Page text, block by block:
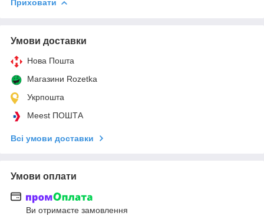
Приховати
Умови доставки
Нова Пошта
Магазини Rozetka
Укрпошта
Meest ПОШТА
Всі умови доставки
Умови оплати
Ви отримаєте замовлення